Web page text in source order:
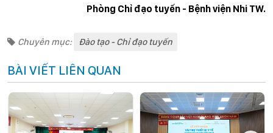
Phòng Chỉ đạo tuyến - Bệnh viện Nhi TW.
Chuyên mục: Đào tạo - Chỉ đạo tuyến
BÀI VIẾT LIÊN QUAN